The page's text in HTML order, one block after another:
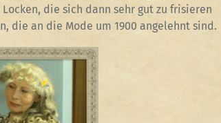
die sich dann sehr gut zu frisieren
die an die Mode um 1900 angelehnt sind.